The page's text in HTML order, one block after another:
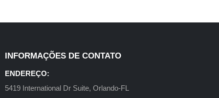
INFORMAÇÕES DE CONTATO
ENDEREÇO:
5419 International Dr Suite, Orlando-FL